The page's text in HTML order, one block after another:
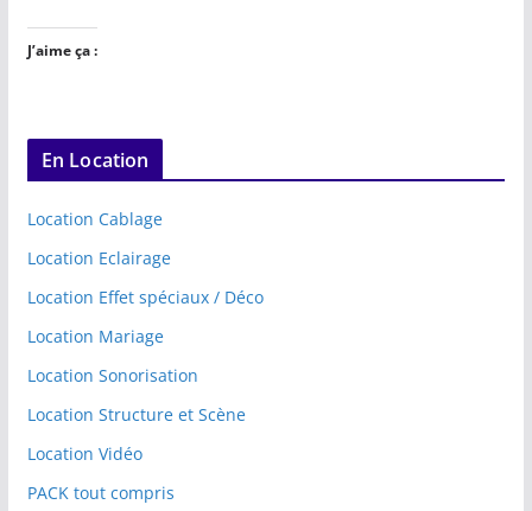
J’aime ça :
En Location
Location Cablage
Location Eclairage
Location Effet spéciaux / Déco
Location Mariage
Location Sonorisation
Location Structure et Scène
Location Vidéo
PACK tout compris